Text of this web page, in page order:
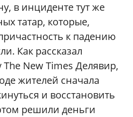
в инциденте тут же
татар, которые,
к падению
Как рассказал
The New Times Делявир,
жителей сначала
и восстановить
решили деньги